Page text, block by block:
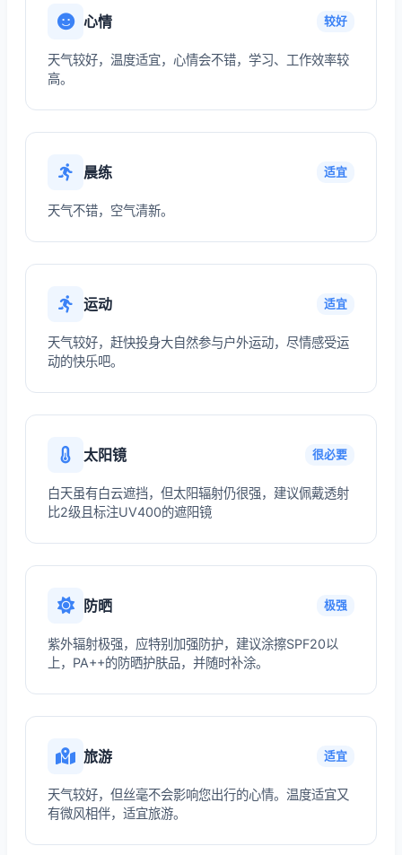
心情 较好
天气较好，温度适宜，心情会不错，学习、工作效率较
高。
晨练 适宜
天气不错，空气清新。
运动 适宜
天气较好，赶快投身大自然参与户外运动，尽情感受运
动的快乐吧。
太阳镜 很必要
白天虽有白云遮挡，但太阳辐射仍很强，建议佩戴透射
比2级且标注UV400的遮阳镜
防晒 极强
紫外辐射极强，应特别加强防护，建议涂擦SPF20以
上，PA++的防晒护肤品，并随时补涂。
旅游 适宜
天气较好，但丝毫不会影响您出行的心情。温度适宜又
有微风相伴，适宜旅游。